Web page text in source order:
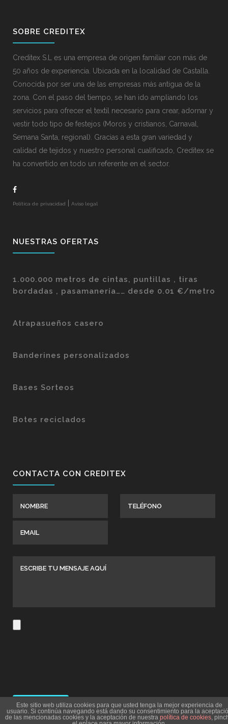
SOBRE CREDITEX
Creditex S.L es una empresa de origen familiar con más de
50 años de experiencia. Ubicada en la localidad de Castalla.
Conocida por ser una de las empresas más antigua de la
zona. Con el paso del tiempo, se han ido ampliando los
servicios para ofrecer el textil necesario para crear, adornar y
vestir todo tipo de festejos (Moros y cristianos, Carnaval,
Semana Santa, regional). Gracias a esta gran variedad y
calidad de tejidos y nuestro personal cualificado, Creditex se
ha convertido en todo un referente en el sector.
Política de privacidad Aviso legal
NUESTRAS OFERTAS
1.000.000 metros de cintas, puntillas , tiras
bordadas , pasamanería…… desde 0.01 €/metro
Atrapasueños casero
Banderines personalizados
Bases Sorteos
Botes reciclados
CONTACTA CON CREDITEX
Este sitio web utiliza cookies para que usted tenga la mejor experiencia de
usuario. Si continúa navegando está dando su consentimiento para la
de las mencionadas cookies y la aceptación de nuestra política de cookies,